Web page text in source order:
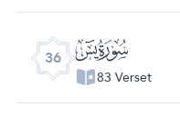
36 ﮰ
83 Verset